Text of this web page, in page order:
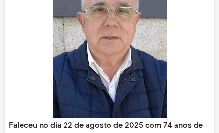
Faleceu no dia 22 de agosto de 2025 com 74 anos de